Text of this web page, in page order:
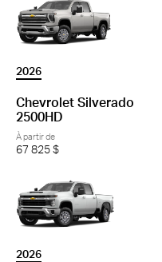
2026
Chevrolet Silverado
2500HD
À partir de
67 825 $
2026